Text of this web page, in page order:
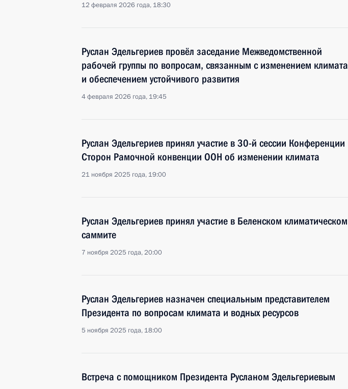
12 февраля 2026 года, 18:30
Руслан Эдельгериев провёл заседание Межведомственной
рабочей группы по вопросам, связанным с изменением климата
и обеспечением устойчивого развития
4 февраля 2026 года, 19:45
Руслан Эдельгериев принял участие в 30-й сессии Конференции
Сторон Рамочной конвенции ООН об изменении климата
21 ноября 2025 года, 19:00
Руслан Эдельгериев принял участие в Беленском климатическом
саммите
7 ноября 2025 года, 20:00
Руслан Эдельгериев назначен специальным представителем
Президента по вопросам климата и водных ресурсов
5 ноября 2025 года, 18:00
Встреча с помощником Президента Русланом Эдельгериевым